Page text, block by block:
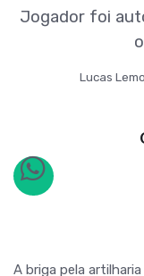
Jogador foi
Lucas
A briga pela